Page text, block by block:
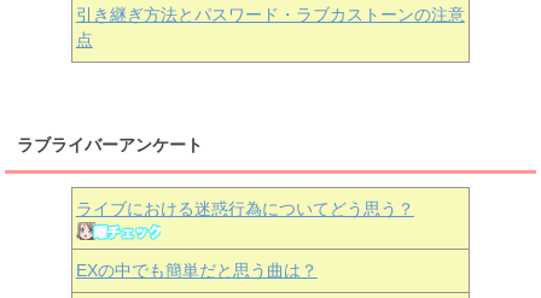
引き継ぎ方法とパスワード・ラブカストーンの注意
点
ラブライバーアンケート
ライブにおける迷惑行為についてどう思う？
EXの中でも簡単だと思う曲は？